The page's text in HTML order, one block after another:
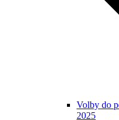
Volby do
2025